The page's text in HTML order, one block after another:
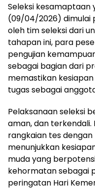
Seleksi kesamaptaan
(09/04/2026) dimulai
oleh tim seleksi dari
tahapan ini, para
pengujian
sebagai bagian dari
memastikan
tugas sebagai
Pelaksanaan seleksi
aman, dan
rangkaian tes
menunjukkan
muda yang
kehormatan sebagai
peringatan Hari